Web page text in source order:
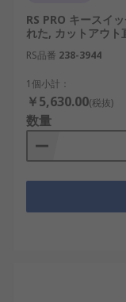
RS PRO キースイ
れた, カットアウ
RS品番 238-3944
1個小計：
￥5,630.00(税抜)
数量